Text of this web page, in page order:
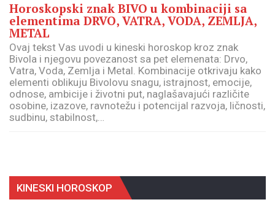
Horoskopski znak BIVO u kombinaciji sa
elementima DRVO, VATRA, VODA, ZEMLJA,
METAL
Ovaj tekst Vas uvodi u kineski horoskop kroz znak
Bivola i njegovu povezanost sa pet elemenata: Drvo,
Vatra, Voda, Zemlja i Metal. Kombinacije otkrivaju kako
elementi oblikuju Bivolovu snagu, istrajnost, emocije,
odnose, ambicije i životni put, naglašavajući različite
osobine, izazove, ravnotežu i potencijal razvoja, ličnosti,
sudbinu, stabilnost,…
KINESKI HOROSKOP